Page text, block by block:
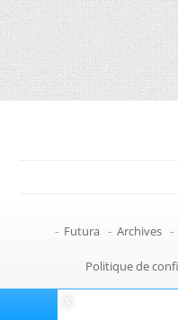
- Futura - Archives -
Politique de